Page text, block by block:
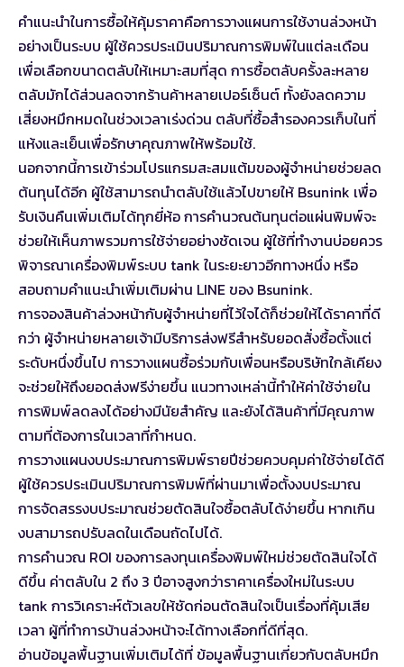
คำแนะนำในการซื้อให้คุ้มราคาคือการวางแผนการใช้งานล่วงหน้า
อย่างเป็นระบบ ผู้ใช้ควรประเมินปริมาณการพิมพ์ในแต่ละเดือน
เพื่อเลือกขนาดตลับให้เหมาะสมที่สุด การซื้อตลับครั้งละหลาย
ตลับมักได้ส่วนลดจากร้านค้าหลายเปอร์เซ็นต์ ทั้งยังลดความ
เสี่ยงหมึกหมดในช่วงเวลาเร่งด่วน ตลับที่ซื้อสำรองควรเก็บในที่
แห้งและเย็นเพื่อรักษาคุณภาพให้พร้อมใช้.
นอกจากนี้การเข้าร่วมโปรแกรมสะสมแต้มของผู้จำหน่ายช่วยลด
ต้นทุนได้อีก ผู้ใช้สามารถนำตลับใช้แล้วไปขายให้ Bsunink เพื่อ
รับเงินคืนเพิ่มเติมได้ทุกยี่ห้อ การคำนวณต้นทุนต่อแผ่นพิมพ์จะ
ช่วยให้เห็นภาพรวมการใช้จ่ายอย่างชัดเจน ผู้ใช้ที่ทำงานบ่อยควร
พิจารณาเครื่องพิมพ์ระบบ tank ในระยะยาวอีกทางหนึ่ง หรือ
สอบถามคำแนะนำเพิ่มเติมผ่าน LINE ของ Bsunink.
การจองสินค้าล่วงหน้ากับผู้จำหน่ายที่ไว้ใจได้ก็ช่วยให้ได้ราคาที่ดี
กว่า ผู้จำหน่ายหลายเจ้ามีบริการส่งฟรีสำหรับยอดสั่งซื้อตั้งแต่
ระดับหนึ่งขึ้นไป การวางแผนซื้อร่วมกับเพื่อนหรือบริษัทใกล้เคียง
จะช่วยให้ถึงยอดส่งฟรีง่ายขึ้น แนวทางเหล่านี้ทำให้ค่าใช้จ่ายใน
การพิมพ์ลดลงได้อย่างมีนัยสำคัญ และยังได้สินค้าที่มีคุณภาพ
ตามที่ต้องการในเวลาที่กำหนด.
การวางแผนงบประมาณการพิมพ์รายปีช่วยควบคุมค่าใช้จ่ายได้ดี
ผู้ใช้ควรประเมินปริมาณการพิมพ์ที่ผ่านมาเพื่อตั้งงบประมาณ
การจัดสรรงบประมาณช่วยตัดสินใจซื้อตลับได้ง่ายขึ้น หากเกิน
งบสามารถปรับลดในเดือนถัดไปได้.
การคำนวณ ROI ของการลงทุนเครื่องพิมพ์ใหม่ช่วยตัดสินใจได้
ดีขึ้น ค่าตลับใน 2 ถึง 3 ปีอาจสูงกว่าราคาเครื่องใหม่ในระบบ
tank การวิเคราะห์ตัวเลขให้ชัดก่อนตัดสินใจเป็นเรื่องที่คุ้มเสีย
เวลา ผู้ที่ทำการบ้านล่วงหน้าจะได้ทางเลือกที่ดีที่สุด.
อ่านข้อมูลพื้นฐานเพิ่มเติมได้ที่ข้อมูลพื้นฐานเกี่ยวกับตลับหมึก